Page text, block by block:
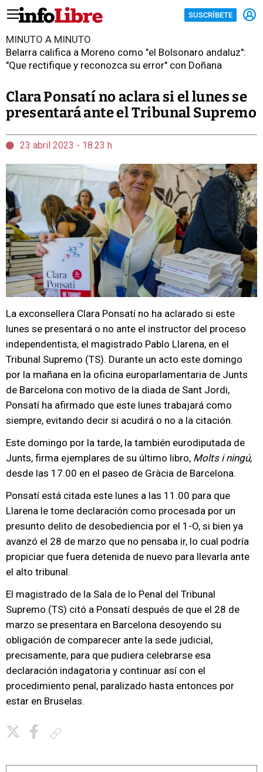
SUSCRÍBETE
MINUTO A MINUTO
Belarra califica a Moreno como "el Bolsonaro andaluz":
"Que rectifique y reconozca su error" con Doñana
Clara Ponsatí no aclara si el lunes se
presentará ante el Tribunal Supremo
23 abril 2023 - 18:23 h
La exconsellera Clara Ponsatí no ha aclarado si este
lunes se presentará o no ante el instructor del proceso
independentista, el magistrado Pablo Llarena, en el
Tribunal Supremo (TS). Durante un acto este domingo
por la mañana en la oficina europarlamentaria de Junts
de Barcelona con motivo de la diada de Sant Jordi,
Ponsatí ha afirmado que este lunes trabajará como
siempre, evitando decir si acudirá o no a la citación.
Este domingo por la tarde, la también eurodiputada de
Junts, firma ejemplares de su último libro, Molts i ningú,
desde las 17.00 en el paseo de Gràcia de Barcelona.
Ponsatí está citada este lunes a las 11.00 para que
Llarena le tome declaración como procesada por un
presunto delito de desobediencia por el 1-O, si bien ya
avanzó el 28 de marzo que no pensaba ir, lo cual podría
propiciar que fuera detenida de nuevo para llevarla ante
el alto tribunal.
El magistrado de la Sala de lo Penal del Tribunal
Supremo (TS) citó a Ponsatí después de que el 28 de
marzo se presentara en Barcelona desoyendo su
obligación de comparecer ante la sede judicial,
precisamente, para que pudiera celebrarse esa
declaración indagatoria y continuar así con el
procedimiento penal, paralizado hasta entonces por
estar en Bruselas.